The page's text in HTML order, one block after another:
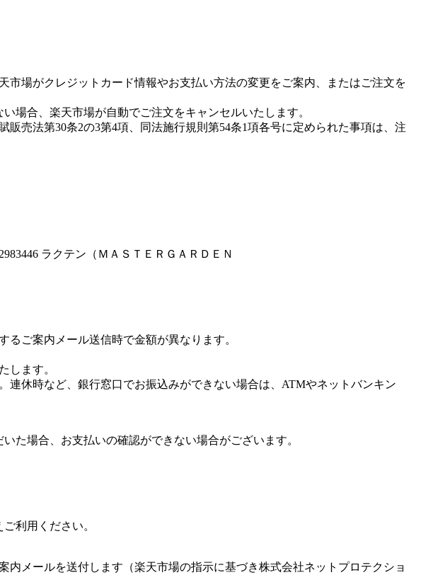
場がクレジットカード情報やお支払い方法の変更をご案内、またはご注文を
場合、楽天市場が自動でご注文をキャンセルいたします。
売法第30条2の3第4項、同法施行規則第54条1項各号に定められた事項は、注
ラクテン（ＭＡＳＴＥＲＧＡＲＤＥＮ
ご案内メール送信時で金額が異なります。
します。
休時など、銀行窓口でお振込みができない場合は、ATMやネットバンキン
た場合、お支払いの確認ができない場合がございます。
利用ください。
メールを送付します（楽天市場の指示に基づき株式会社ネットプロテクショ